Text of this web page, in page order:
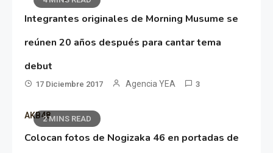
Integrantes originales de Morning Musume se
reúnen 20 años después para cantar tema
debut
17 Diciembre 2017 Agencia YEA 3
2 MINS READ
AKB48
Colocan fotos de Nogizaka 46 en portadas de